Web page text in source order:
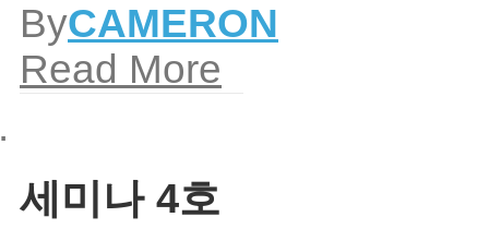
ByCAMERON
Read More
세미나 4호